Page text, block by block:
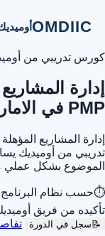
OMDIIC
كورس تدريبي من
إدارة
PMP في الامارات
تدريبي من أوميديك
الموضوع بشكل عملي
⏱حسب نظام البرنامج
تأكيده من فريق
📝 سجل في الدورة